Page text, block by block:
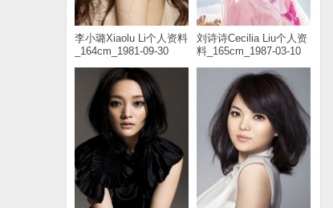
李小璐Xiaolu Li个人资料
_164cm_1981-09-30
刘诗诗Cecilia Liu个人资
料_165cm_1987-03-10